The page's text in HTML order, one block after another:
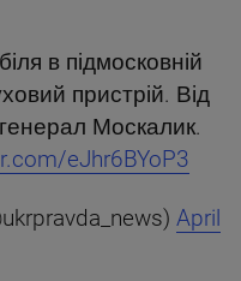
в підмосковній
пристрій. Від
Москалик.
eJhr6BYoP3
April